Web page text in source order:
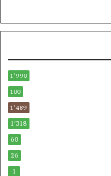
1٬990
100
1٬489
1٬318
60
26
1